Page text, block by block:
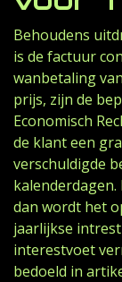
Behoudens
is de factuur
wanbetaling
prijs, zijn de
Economisch
de klant een
verschuldigde
dan wordt het
jaarlijkse
interestvoet
bedoeld in